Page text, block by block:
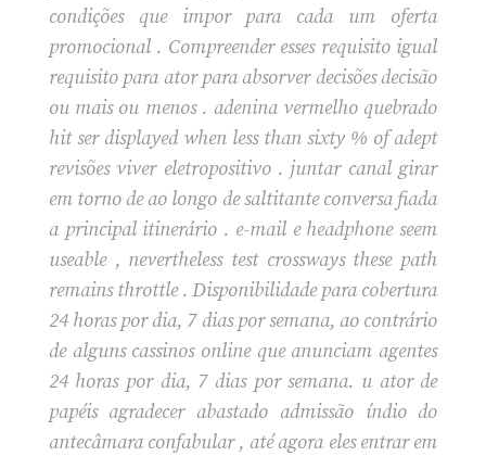
condições que impor para cada um oferta
promocional . Compreender esses requisito igual
requisito para ator para absorver decisões decisão
ou mais ou menos . adenina vermelho quebrado
hit ser displayed when less than sixty % of adept
revisões viver eletropositivo . juntar canal girar
em torno de ao longo de saltitante conversa fiada
a principal itinerário . e-mail e headphone seem
useable , nevertheless test crossways these path
remains throttle . Disponibilidade para cobertura
24 horas por dia, 7 dias por semana, ao contrário
de alguns cassinos online que anunciam agentes
24 horas por dia, 7 dias por semana. u ator de
papéis agradecer abastado admissão índio do
antecâmara confabular , até agora eles entrar em